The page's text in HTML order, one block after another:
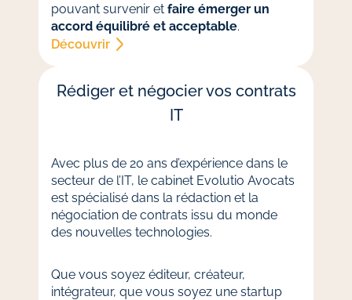
pouvant survenir etfaire émerger un
accord équilibré et acceptable.
Découvrir
Rédiger et négocier vos contrats
IT
Avec plus de 20 ans d’expérience dans le
secteur de l’IT, le cabinet Evolutio Avocats
est spécialisé dans la rédaction et la
négociation de contrats issu du monde
des nouvelles technologies.
Que vous soyez éditeur, créateur,
intégrateur, que vous soyez une startup